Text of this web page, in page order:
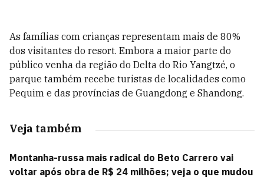
As famílias com crianças representam mais de 80%
dos visitantes do resort. Embora a maior parte do
público venha da região do Delta do Rio Yangtzé, o
parque também recebe turistas de localidades como
Pequim e das províncias de Guangdong e Shandong.
Veja também
Montanha-russa mais radical do Beto Carrero vai
voltar após obra de R$ 24 milhões; veja o que mudou